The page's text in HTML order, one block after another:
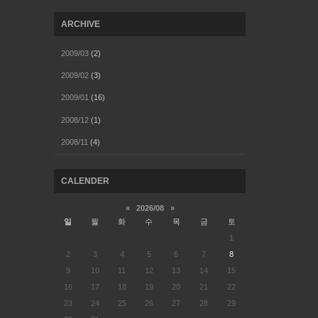
ARCHIVE
2009/03 (2)
2009/02 (3)
2009/01 (16)
2008/12 (1)
2008/11 (4)
CALENDER
« 2026/08
»
일
월 화 수 목 금
토
1
2
3 4 5 6 7
8
9
10 11 12 13 14
15
16
17 18 19 20 21
22
23
24 25 26 27 28
29